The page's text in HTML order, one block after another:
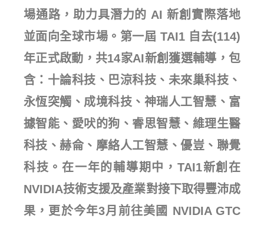
場通路，助力具潛力的 AI 新創實際落地
並面向全球市場。第一屆 TAI1 自去(114)
年正式啟動，共14家AI新創獲選輔導，包
含：十論科技、巴涼科技、未來巢科技、
永恆突觸、成境科技、神瑞人工智慧、富
據智能、愛吠的狗、睿思智慧、維理生醫
科技、赫侖、摩絡人工智慧、優豈、聯覺
科技。在一年的輔導期中，TAI1新創在
NVIDIA技術支援及產業對接下取得豐沛成
果，更於今年3月前往美國 NVIDIA GTC